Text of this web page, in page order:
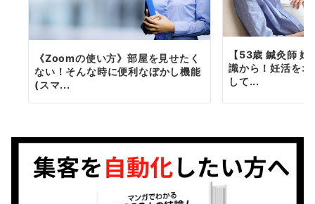
《Zoomの使い方》部屋を見せたく
ない！そんな時に便利なぼかし機能
(スマ...
【53歳 鍼灸師
識から！妊活を
して...